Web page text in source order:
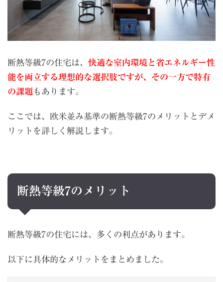
断熱等級7の住宅は、 快適な室内環境と省エネルギー性
能を両立する理想的な選択肢ですが、その一方で特有
の課題 もあります。
ここでは、欧米並み基準の断熱等級7のメリットとデメ
リットを詳しく解説します。
断熱等級7のメリット
断熱等級7の住宅には、多くの利点があります。
以下に具体的なメリットをまとめました。